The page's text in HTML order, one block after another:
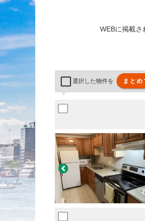
WEBに掲載さ
選択した物件を まと
Previous